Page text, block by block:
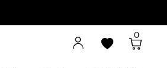
0